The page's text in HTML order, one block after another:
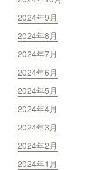
2024年9月
2024年8月
2024年7月
2024年6月
2024年5月
2024年4月
2024年3月
2024年2月
2024年1月